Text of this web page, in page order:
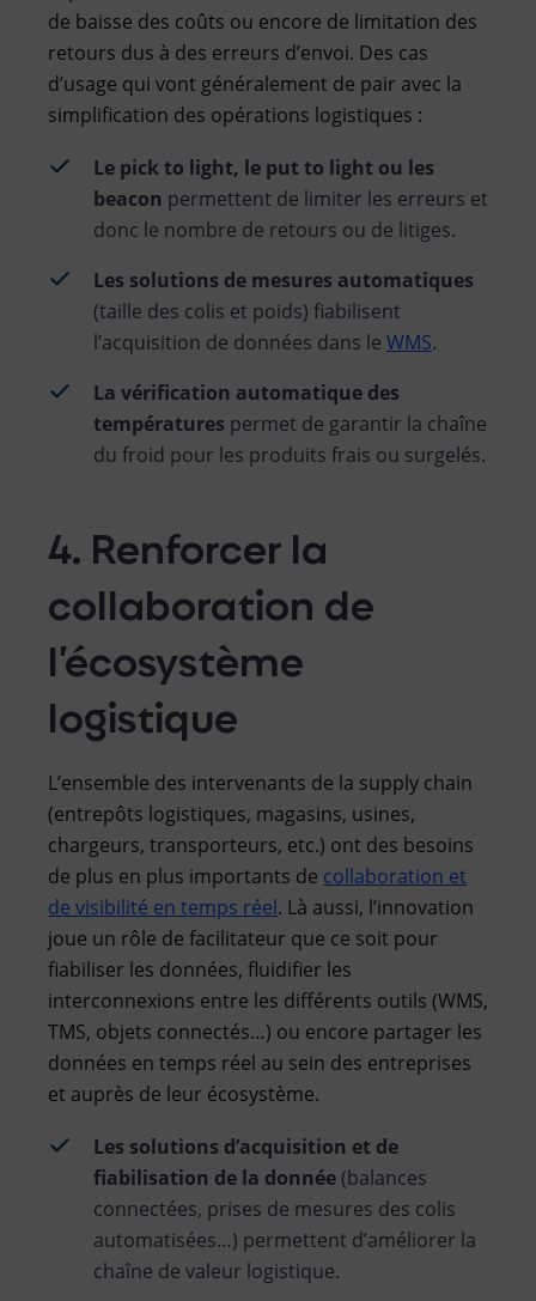
de baisse des coûts ou encore de limitation des
retours dus à des erreurs d’envoi. Des cas
d’usage qui vont généralement de pair avec la
simplification des opérations logistiques :
Le pick to light, le put to light ou les
beacon permettent de limiter les erreurs et
donc le nombre de retours ou de litiges.
Les solutions de mesures automatiques
(taille des colis et poids) fiabilisent
l’acquisition de données dans le WMS.
La vérification automatique des
températures permet de garantir la chaîne
du froid pour les produits frais ou surgelés.
4. Renforcer la
collaboration de
l’écosystème
logistique
L’ensemble des intervenants de la supply chain
(entrepôts logistiques, magasins, usines,
chargeurs, transporteurs, etc.) ont des besoins
de plus en plus importants de collaboration et
de visibilité en temps réel. Là aussi, l’innovation
joue un rôle de facilitateur que ce soit pour
fiabiliser les données, fluidifier les
interconnexions entre les différents outils (WMS,
TMS, objets connectés…) ou encore partager les
données en temps réel au sein des entreprises
et auprès de leur écosystème.
Les solutions d’acquisition et de
fiabilisation de la donnée (balances
connectées, prises de mesures des colis
automatisées…) permettent d’améliorer la
chaîne de valeur logistique.